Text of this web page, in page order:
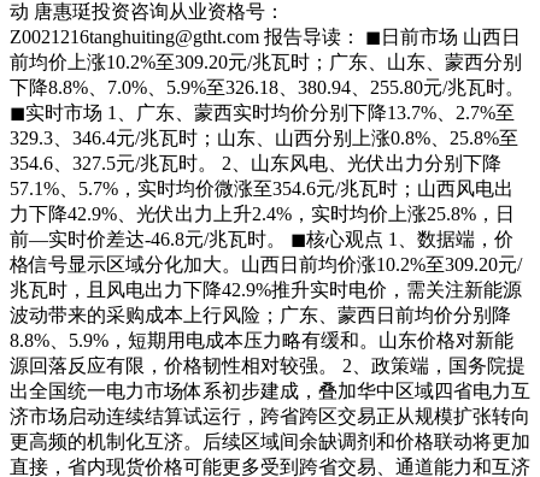
动 唐惠珽投资咨询从业资格号：
Z0021216tanghuiting@gtht.com 报告导读： ◼日前市场 山西日
前均价上涨10.2%至309.20元/兆瓦时；广东、山东、蒙西分别
下降8.8%、7.0%、5.9%至326.18、380.94、255.80元/兆瓦时。
◼实时市场 1、广东、蒙西实时均价分别下降13.7%、2.7%至
329.3、346.4元/兆瓦时；山东、山西分别上涨0.8%、25.8%至
354.6、327.5元/兆瓦时。 2、山东风电、光伏出力分别下降
57.1%、5.7%，实时均价微涨至354.6元/兆瓦时；山西风电出
力下降42.9%、光伏出力上升2.4%，实时均价上涨25.8%，日
前—实时价差达-46.8元/兆瓦时。 ◼核心观点 1、数据端，价
格信号显示区域分化加大。山西日前均价涨10.2%至309.20元/
兆瓦时，且风电出力下降42.9%推升实时电价，需关注新能源
波动带来的采购成本上行风险；广东、蒙西日前均价分别降
8.8%、5.9%，短期用电成本压力略有缓和。山东价格对新能
源回落反应有限，价格韧性相对较强。 2、政策端，国务院提
出全国统一电力市场体系初步建成，叠加华中区域四省电力互
济市场启动连续结算试运行，跨省跨区交易正从规模扩张转向
更高频的机制化互济。后续区域间余缺调剂和价格联动将更加
直接，省内现货价格可能更多受到跨省交易、通道能力和互济